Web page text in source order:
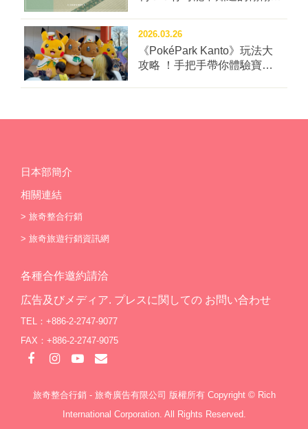
2026.03.26
《PokéPark Kanto》玩法大
攻略 ！手把手帶你體驗寶可
日本部簡介
相關連結
> 旅奇整合行銷
> 旅奇旅遊行銷資訊網
各種合作邀約請洽
広告及びメディア. プレスに関しての お問い合わせ
TEL：+886-2-2747-9077
FAX：+886-2-2747-9075
旅奇整合行銷 - 旅奇廣告有限公司 版權所有 Copyright © Rich
International Corporation. All Rights Reserved.